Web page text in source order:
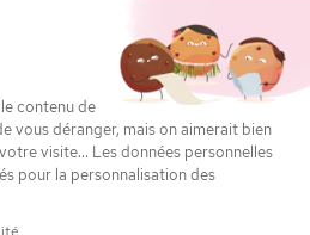
payez plus tard avec
contenu de
vous déranger, mais on aimerait bien
visite... Les données personnelles
pour la personnalisation des